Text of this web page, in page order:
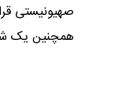
صهیونیستی
همچنین یک